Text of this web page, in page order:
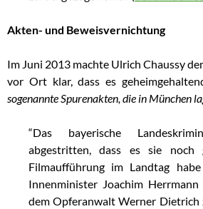
Akten- und Beweisvernichtung
Im Juni 2013 machte Ulrich Chaussy
vor Ort klar, dass es
sogenannte Spurenakten, die in München
“Das bayerische
abgestritten, dass es sie
Filmaufführung im Landtag
Innenminister Joachim
dem Opferanwalt Werner Dietrich